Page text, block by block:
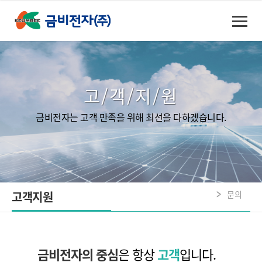
고/객/지/원
금비전자는 고객 만족을 위해 최선을 다하겠습니다.
고객지원 문의
금비전자의 중심은 항상고객입니다.